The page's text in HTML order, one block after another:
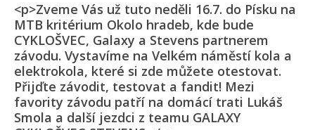
<p>Zveme Vás už tuto neděli 16.7. do Písku na
MTB kritérium Okolo hradeb, kde bude
CYKLOŠVEC, Galaxy a Stevens partnerem
závodu. Vystavíme na Velkém náměstí kola a
elektrokola, které si zde můžete otestovat.
Přijďte závodit, testovat a fandit! Mezi
favority závodu patří na domácí trati Lukáš
Smola a další jezdci z teamu GALAXY